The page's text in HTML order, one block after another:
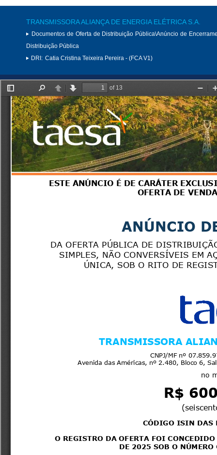
TRANSMISSORA ALIANÇA DE ENERGIA ELÉTRICA S.A.
Documentos de Oferta de Distribuição Pública\Anúncio de
Distribuição Pública
DRI: Catia Cristina Teixeira Pereira - (FCA V1)